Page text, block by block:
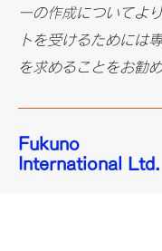
ーの作成についてよ
トを受けるためには
を求めることをお勧め
Fukuno
International Ltd.